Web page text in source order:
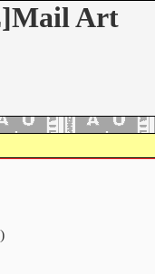
Art